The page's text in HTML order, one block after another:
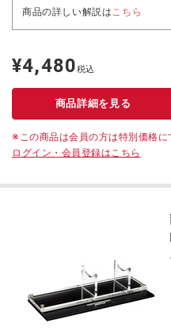
商品の詳しい解説はこちら
定
価
¥4,480税込
商品詳細を見る
※この商品は会員の方は特別価格に
ログイン・会員登録はこちら
【
ンド
商品